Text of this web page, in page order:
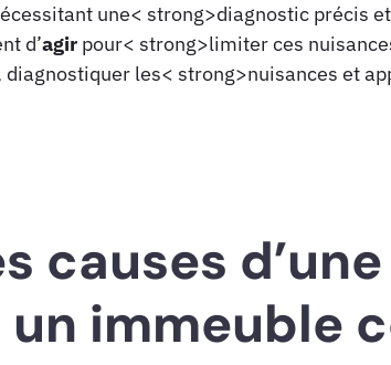
une< strong>diagnostic précis
d’agir pour< strong>limiter ces
les< strong>nuisances et
causes
immeuble